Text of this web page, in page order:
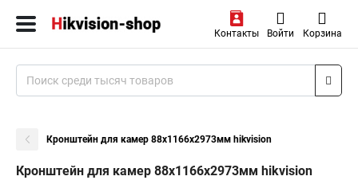
Контакты Войти Корзина
Кронштейн для камер 88х1166х2973мм hikvision
Кронштейн для камер 88х1166х2973мм hikvision